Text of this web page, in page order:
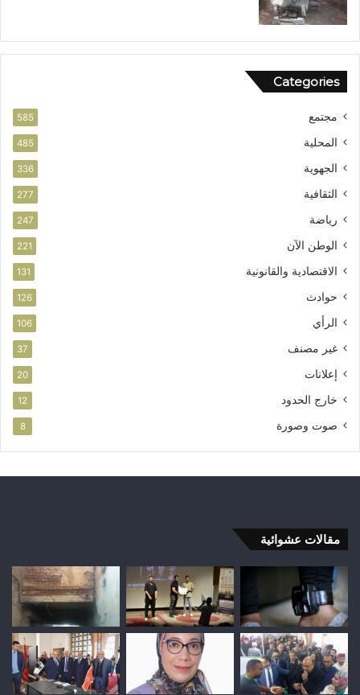
Categories
مجتمع 585
المحلية 485
الجهوية 336
الثقافية 277
رياضة 247
الوطن الآن 221
الاقتصادية والقانونية 131
حوادث 126
الرأي 106
غير مصنف 37
إعلانات 20
خارج الحدود 12
صوت وصورة 8
مقالات عشوائية